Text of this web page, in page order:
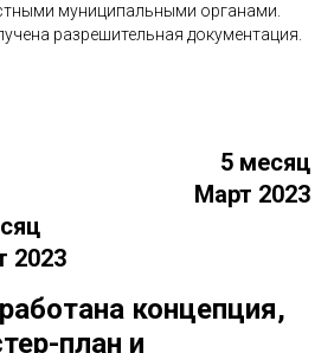
муниципальными органами.
разрешительная документация.
5 месяц
Март 2023
2023
концепция,
план и